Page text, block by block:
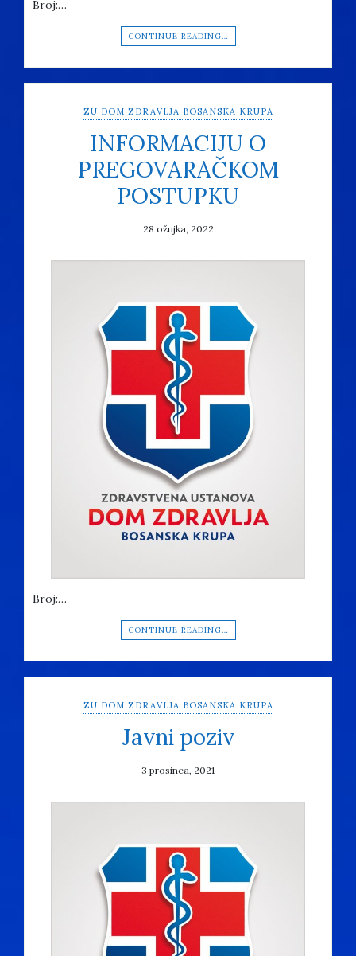
Broj:…
CONTINUE READING…
ZU DOM ZDRAVLJA BOSANSKA KRUPA
INFORMACIJU O
PREGOVARAČKOM
POSTUPKU
28 ožujka, 2022
Broj:…
CONTINUE READING…
ZU DOM ZDRAVLJA BOSANSKA KRUPA
Javni poziv
3 prosinca, 2021